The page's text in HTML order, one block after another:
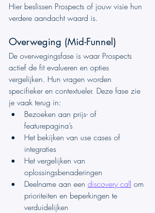
Hier beslissen Prospects of jouw visie hun
verdere aandacht waard is.
Overweging (Mid-Funnel)
De overwegingsfase is waar Prospects
actief de fit evalueren en opties
vergelijken. Hun vragen worden
specifieker en contextueler. Deze fase zie
je vaak terug in:
Bezoeken aan prijs- of
featurepagina’s
Het bekijken van use cases of
integraties
Het vergelijken van
oplossingsbenaderingen
Deelname aan een discovery call om
prioriteiten en beperkingen te
verduidelijken